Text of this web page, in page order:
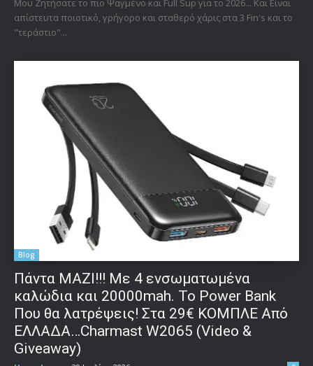
Μου Ζητήσατε το πιο Ψαγμένο και Full Sup για το 2026... Και Είναι
απίστευτα ποιοτικό, γρήγορο και σταθερό χάρις στα 3 Fin's και το
"τεράστιο"...
Blog
Πάντα ΜΑΖΙ!!! Με 4 ενσωματωμένα
καλώδια και 20000mah. Το Power Bank
Που θα λατρέψεις! Στα 29€ ΚΟΜΠΛΕ Από
ΕΛΛΑΔΑ…Charmast W2065 (Video &
Giveaway)